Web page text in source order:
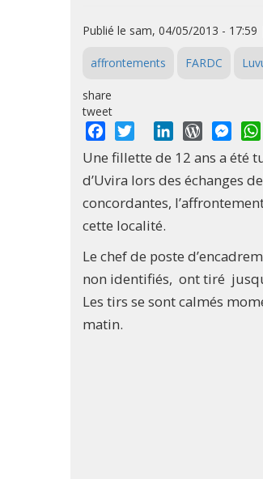
Publié le sam, 04/05/2013 -
affrontements FARDC
share
tweet
Facebook
Twitter LinkedInWordPress
Une fillette de 12 ans a été
d’Uvira lors des échanges
concordantes,
cette localité.
Le chef de poste
non identifiés, ont tiré
Les tirs se sont calmés
matin.